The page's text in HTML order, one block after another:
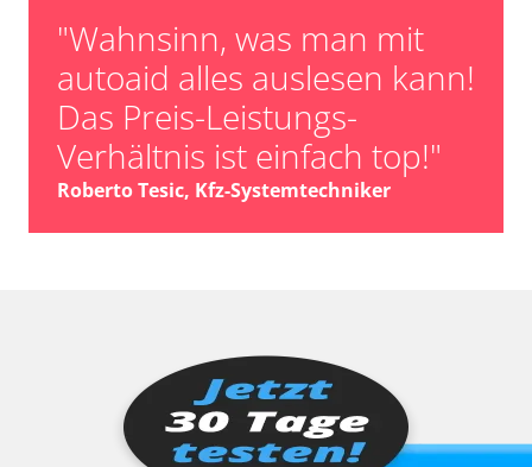
"Wahnsinn, was man mit
autoaid alles auslesen kann!
Das Preis-Leistungs-
Verhältnis ist einfach top!"
Roberto Tesic, Kfz-Systemtechniker